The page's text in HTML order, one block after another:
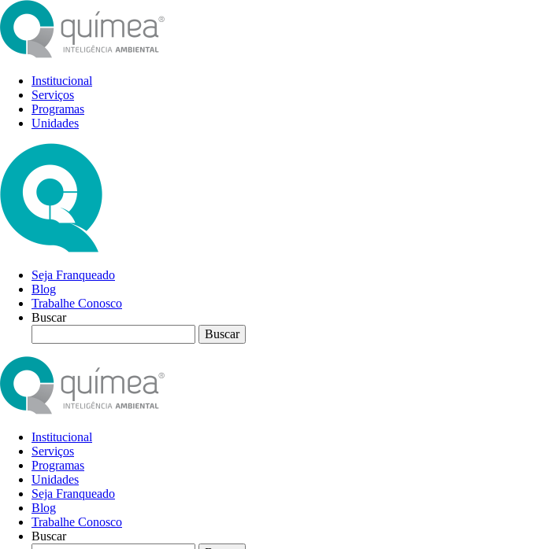
Institucional
Serviços
Programas
Unidades
Seja Franqueado
Blog
Trabalhe Conosco
Buscar
Institucional
Serviços
Programas
Unidades
Seja Franqueado
Blog
Trabalhe Conosco
Buscar